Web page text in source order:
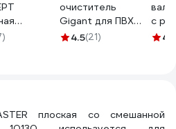
очиститель
Gigant для ПВХ
1000 мл GPC-5
4.5(21)
с
4.6
плоская со смешанной